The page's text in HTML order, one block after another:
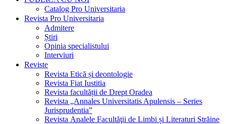
Catalog Pro Universitaria
Revista Pro Universitaria
Admitere
Știri
Opinia specialistului
Interviuri
Reviste
Revista Etică și deontologie
Revista Fiat Iustitia
Revista facultății de Drept Oradea
Revista „Annales Universitatis Apulensis – Series
Jurisprudentia”
Revista Analele Facultăţii de Limbi și Literaturi Străine